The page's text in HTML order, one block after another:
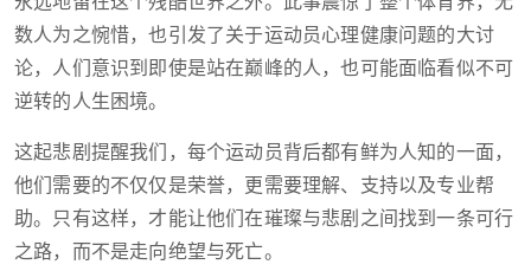
数人为之惋惜，也引发了关于运动员心理健康问题的大讨
论，人们意识到即使是站在巅峰的人，也可能面临看似不可
逆转的人生困境。
这起悲剧提醒我们，每个运动员背后都有鲜为人知的一面，
他们需要的不仅仅是荣誉，更需要理解、支持以及专业帮
助。只有这样，才能让他们在璀璨与悲剧之间找到一条可行
之路，而不是走向绝望与死亡。